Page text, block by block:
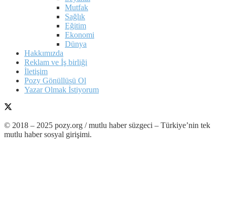
Mutfak
Sağlık
Eğitim
Ekonomi
Dünya
Hakkımızda
Reklam ve İş birliği
İletişim
Pozy Gönüllüsü Ol
Yazar Olmak İstiyorum
© 2018 – 2025 pozy.org / mutlu haber süzgeci – Türkiye’nin tek
mutlu haber sosyal girişimi.